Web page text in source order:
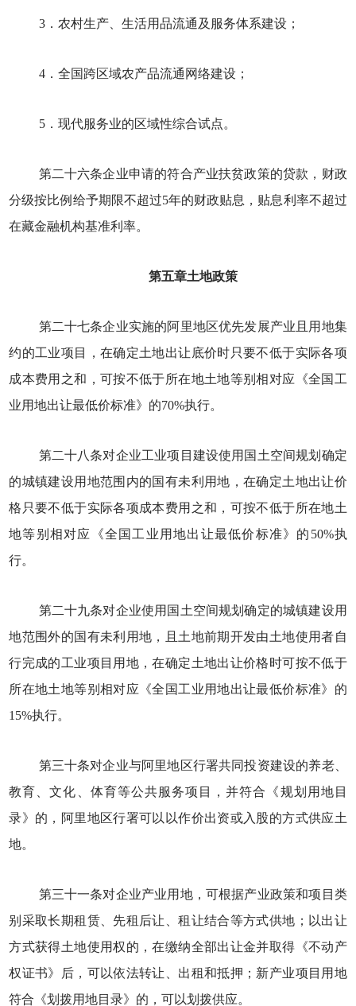
3．农村生产、生活用品流通及服务体系建设；
4．全国跨区域农产品流通网络建设；
5．现代服务业的区域性综合试点。
第二十六条企业申请的符合产业扶贫政策的贷款，财政
分级按比例给予期限不超过5年的财政贴息，贴息利率不超过
在藏金融机构基准利率。
第五章土地政策
第二十七条企业实施的阿里地区优先发展产业且用地集
约的工业项目，在确定土地出让底价时只要不低于实际各项
成本费用之和，可按不低于所在地土地等别相对应《全国工
业用地出让最低价标准》的70%执行。
第二十八条对企业工业项目建设使用国土空间规划确定
的城镇建设用地范围内的国有未利用地，在确定土地出让价
格只要不低于实际各项成本费用之和，可按不低于所在地土
地等别相对应《全国工业用地出让最低价标准》的50%执
行。
第二十九条对企业使用国土空间规划确定的城镇建设用
地范围外的国有未利用地，且土地前期开发由土地使用者自
行完成的工业项目用地，在确定土地出让价格时可按不低于
所在地土地等别相对应《全国工业用地出让最低价标准》的
15%执行。
第三十条对企业与阿里地区行署共同投资建设的养老、
教育、文化、体育等公共服务项目，并符合《规划用地目
录》的，阿里地区行署可以以作价出资或入股的方式供应土
地。
第三十一条对企业产业用地，可根据产业政策和项目类
别采取长期租赁、先租后让、租让结合等方式供地；以出让
方式获得土地使用权的，在缴纳全部出让金并取得《不动产
权证书》后，可以依法转让、出租和抵押；新产业项目用地
符合《划拨用地目录》的，可以划拨供应。